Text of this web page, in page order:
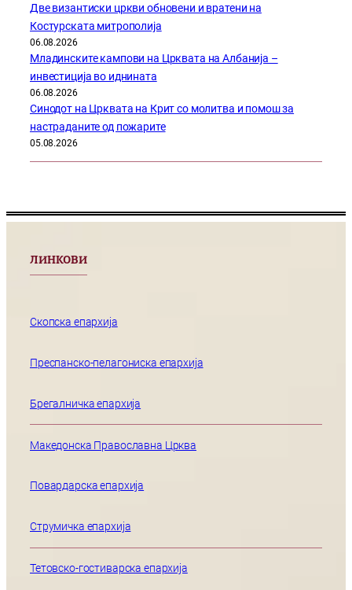
Две византиски цркви обновени и вратени на
Костурската митрополија
06.08.2026
Младинските кампови на Црквата на Албанија –
инвестиција во иднината
06.08.2026
Синодот на Црквата на Крит со молитва и помош за
настраданите од пожарите
05.08.2026
ЛИНКОВИ
Скопска епархија
Преспанско-пелагониска епархија
Брегалничка епархија
Македонска Православна Црква
Повардарска епархија
Струмичка епархија
Тетовско-гостиварска епархија